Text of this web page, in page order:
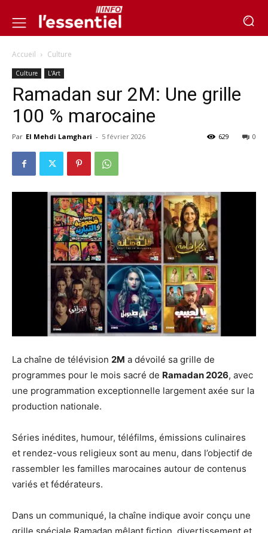
Accueil Culture
Culture L'Art
Ramadan sur 2M: Une grille
100 % marocaine
Par El Mehdi Lamghari - 5 février 2026 0
629
La chaîne de télévision 2M a dévoilé sa grille de
programmes pour le mois sacré de Ramadan 2026, avec
une programmation exceptionnelle largement axée sur la
production nationale.
Séries inédites, humour, téléfilms, émissions culinaires
et rendez-vous religieux sont au menu, dans l’objectif de
rassembler les familles marocaines autour de contenus
variés et fédérateurs.
Dans un communiqué, la chaîne indique avoir conçu une